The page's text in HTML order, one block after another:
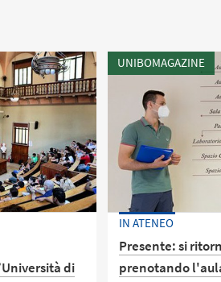
di
UNIBOMAGAZINE
IN ATENEO
Presente: si
prenotando